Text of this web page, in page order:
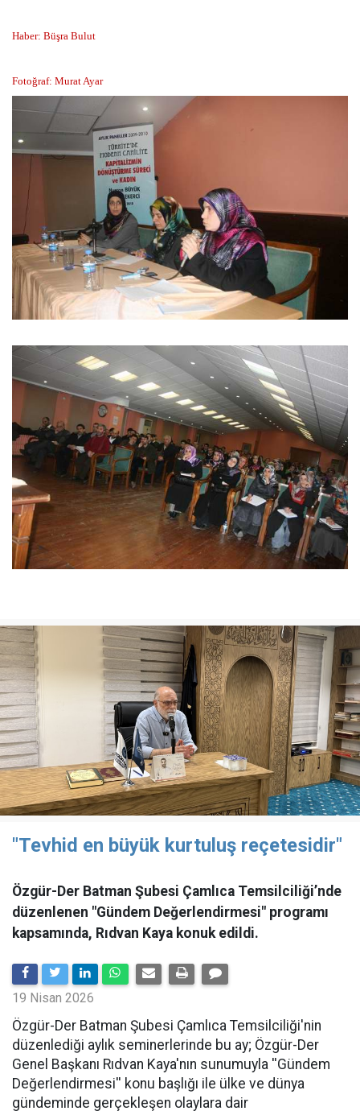
Haber: Büşra Bulut
Fotoğraf: Murat Ayar
"Tevhid en büyük kurtuluş reçetesidir"
Özgür-Der Batman Şubesi Çamlıca Temsilciliği’nde
düzenlenen "Gündem Değerlendirmesi" programı
kapsamında, Rıdvan Kaya konuk edildi.
19 Nisan 2026
​Özgür-Der Batman Şubesi Çamlıca Temsilciliği'nin
düzenlediği aylık seminerlerinde bu ay; Özgür-Der
Genel Başkanı Rıdvan Kaya'nın sunumuyla ''Gündem
Değerlendirmesi'' konu başlığı ile ülke ve dünya
gündeminde gerçekleşen olaylara dair